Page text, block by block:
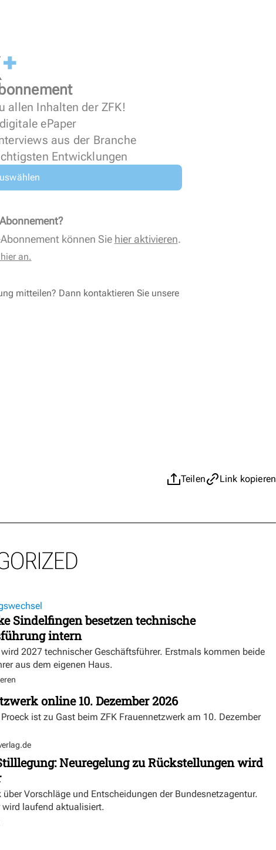
allen Inhalten der ZFK!
ePaper
aus der Branche
Entwicklungen
können Sie hier aktivieren.
an.
mitteilen? Dann kontaktieren Sie unsere
Teilen Link kopieren
Sindelfingen besetzen technische
intern
2027 technischer Geschäftsführer. Erstmals kommen beide
aus dem eigenen Haus.
online 10. Dezember 2026
ist zu Gast beim ZFK Frauennetzwerk am 10. Dezember
Neuregelung zu Rückstellungen wird
über Vorschläge und Entscheidungen der Bundesnetzagentur.
wird laufend aktualisiert.